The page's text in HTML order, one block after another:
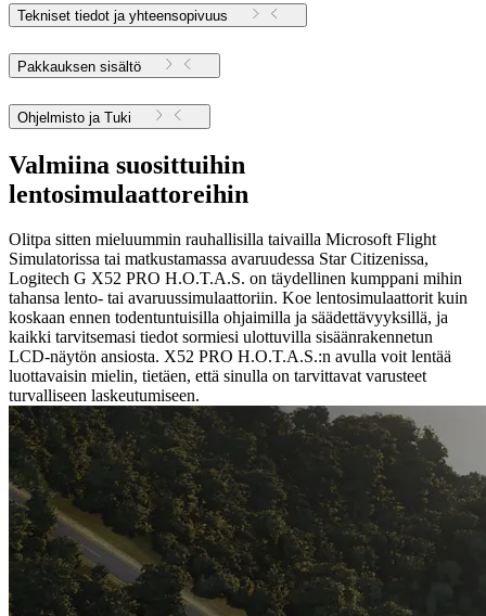
Tekniset tiedot ja yhteensopivuus
Pakkauksen sisältö
Ohjelmisto ja Tuki
Valmiina suosittuihin
lentosimulaattoreihin
Olitpa sitten mieluummin rauhallisilla taivailla Microsoft Flight
Simulatorissa tai matkustamassa avaruudessa Star Citizenissa,
Logitech G X52 PRO H.O.T.A.S. on täydellinen kumppani mihin
tahansa lento- tai avaruussimulaattoriin. Koe lentosimulaattorit kuin
koskaan ennen todentuntuisilla ohjaimilla ja säädettävyyksillä, ja
kaikki tarvitsemasi tiedot sormiesi ulottuvilla sisäänrakennetun
LCD-näytön ansiosta. X52 PRO H.O.T.A.S.:n avulla voit lentää
luottavaisin mielin, tietäen, että sinulla on tarvittavat varusteet
turvalliseen laskeutumiseen.